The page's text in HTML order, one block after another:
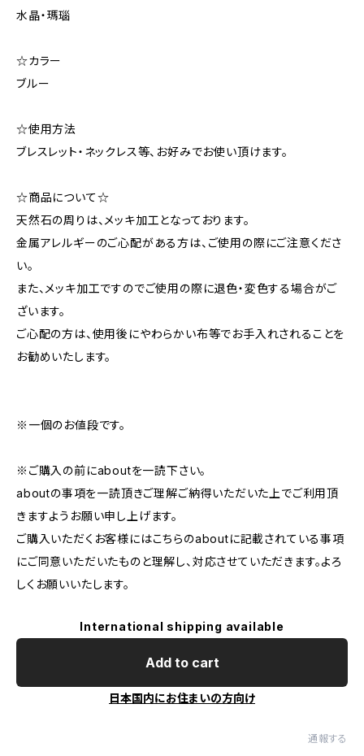
水晶・瑪瑙
☆カラー
ブルー
☆使用方法
ブレスレット・ネックレス等、お好みでお使い頂けます。
☆商品について☆
天然石の周りは、メッキ加工となっております。
金属アレルギーのご心配がある方は、ご使用の際にご注意くださ
い。
また、メッキ加工ですのでご使用の際に退色・変色する場合がご
ざいます。
ご心配の方は、使用後にやわらかい布等でお手入れされることを
お勧めいたします。
※一個のお値段です。
※ご購入の前にaboutを一読下さい。
aboutの事項を一読頂きご理解ご納得いただいた上でご利用頂
きますようお願い申し上げます。
ご購入いただくお客様にはこちらのaboutに記載されている事項
にご同意いただいたものと理解し、対応させていただきます。よろ
しくお願いいたします。
International shipping available
Add to cart
日本国内にお住まいの方向け
通報する